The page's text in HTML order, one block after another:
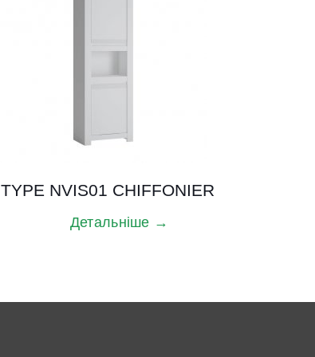
TYPE NVIS01 CHIFFONIER
Детальніше →